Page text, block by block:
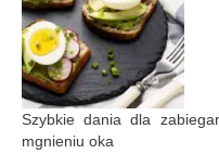
Szybkie dania dla
mgnieniu oka